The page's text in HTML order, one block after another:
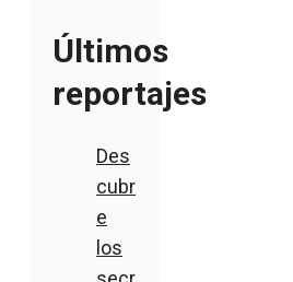
Últimos
reportajes
Des
cubr
e
los